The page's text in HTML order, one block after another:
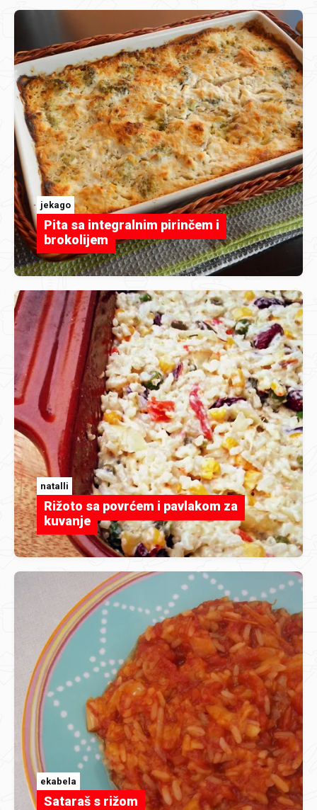
jekago
Pita sa integralnim pirinčem i
brokolijem
natalli
Rižoto sa povrćem i pavlakom za
kuvanje
ekabela
Sataraš s rižom